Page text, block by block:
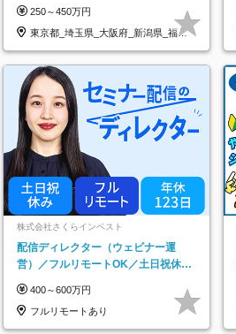
250～450万円
東京都_埼玉県_大阪府_新潟県_福岡
県
株式会社さくらインベスト
配信ディレクター（ウェビナー運
営）／フルリモートOK／土日祝休み
400～600万円
フルリモートあり